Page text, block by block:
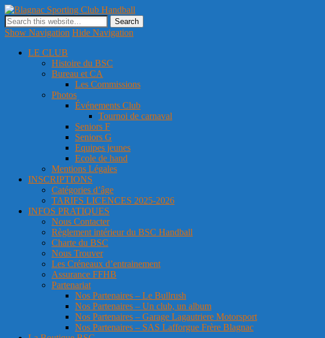
Site officiel du club de handball de Blagnac
Show Navigation Hide Navigation
LE CLUB
Histoire du BSC
Bureau et CA
Les Commissions
Photos
Événements Club
Tournoi de carnaval
Seniors F
Seniors G
Equipes jeunes
Ecole de hand
Mentions Légales
INSCRIPTIONS
Catégories d’âge
TARIFS LICENCES 2025-2026
INFOS PRATIQUES
Nous Contacter
Règlement intérieur du BSC Handball
Charte du BSC
Nous Trouver
Les Créneaux d’entrainement
Assurance FFHB
Partenariat
Nos Partenaires – Le Bullrush
Nos Partenaires – Un club, un album
Nos Partenaires – Garage Lagautriere Motorsport
Nos Partenaires – SAS Lafforgue Frère Blagnac